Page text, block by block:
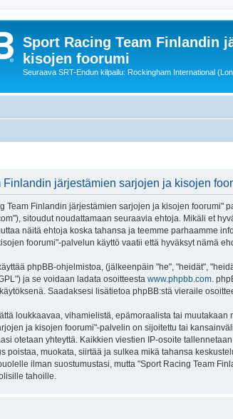
Sport Racing Team Finlandin
kisojen foorumi
Seuraava SRT-Endun kilpailu: Rockingham International
Finlandin järjestämien sarjojen ja kisojen
Team Finlandin järjestämien sarjojen ja kisojen
sitoudut noudattamaan seuraavia ehtoja. Mikäli et
näitä ehtoja koska tahansa ja teemme parhaamme
foorumi"-palvelun käyttö vaatii että hyväksyt nämä
phpBB-ohjelmistoa, (jälkeenpäin "he", "heidät",
ja se voidaan ladata osoitteesta www.phpbb.com.
Saadaksesi lisätietoa phpBB:stä vieraile
loukkaavaa, vihamielistä, epämoraalista tai
ja kisojen foorumi"-palvelin on sijoitettu tai
otetaan yhteyttä. Kaikkien viestien IP-osoite
poistaa, muokata, siirtää ja sulkea mikä tahansa
ilman suostumustasi, mutta "Sport Racing Team
tahoille.